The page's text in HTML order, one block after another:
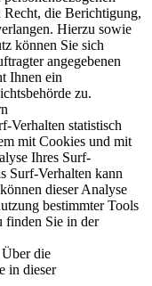
Recht, die Berichtigung,
Hierzu sowie
können Sie sich
angegebenen
Ihnen ein
zu.
Verhalten statistisch
mit Cookies und mit
Ihres Surf-
Surf-Verhalten kann
dieser Analyse
bestimmter Tools
finden Sie in der
die
in dieser